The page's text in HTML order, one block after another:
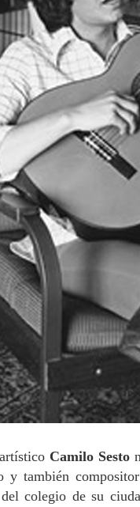
Camilo Sesto
y también
colegio de su